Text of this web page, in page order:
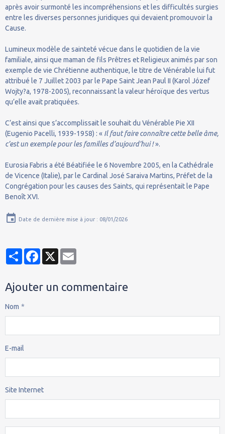
après avoir surmonté les incompréhensions et les difficultés surgies
entre les diverses personnes juridiques qui devaient promouvoir la
Cause.
Lumineux modèle de sainteté vécue dans le quotidien de la vie
familiale, ainsi que maman de fils Prêtres et Religieux animés par son
exemple de vie Chrétienne authentique, le titre de Vénérable lui fut
attribué le 7 Juillet 2003 par le Pape Saint Jean Paul II (Karol Józef
Wojty?a, 1978-2005), reconnaissant la valeur héroïque des vertus
qu’elle avait pratiquées.
C’est ainsi que s’accomplissait le souhait du Vénérable Pie XII
(Eugenio Pacelli, 1939-1958) : « Il faut faire connaître cette belle âme,
c’est un exemple pour les familles d’aujourd’hui !».
Eurosia Fabris a été Béatifiée le 6 Novembre 2005, en la Cathédrale
de Vicence (Italie), par le Cardinal José Saraiva Martins, Préfet de la
Congrégation pour les causes des Saints, qui représentait le Pape
Benoît XVI.
Date de dernière mise à jour : 08/01/2026
PartagerFacebook
X
Ajouter un commentaire
Nom
E-mail
Site Internet